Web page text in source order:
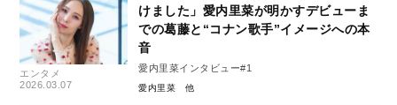
エンタメ
2026.03.07
けました」愛内里菜が明かすデビューま
での葛藤と“コナン歌手”イメージへの本
音
愛内里菜インタビュー#1
愛内里菜